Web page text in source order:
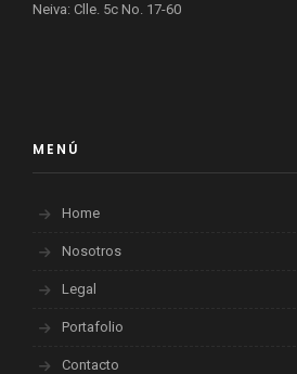
Neiva: Clle. 5c No. 17-60
MENÚ
Home
Nosotros
Legal
Portafolio
Contacto